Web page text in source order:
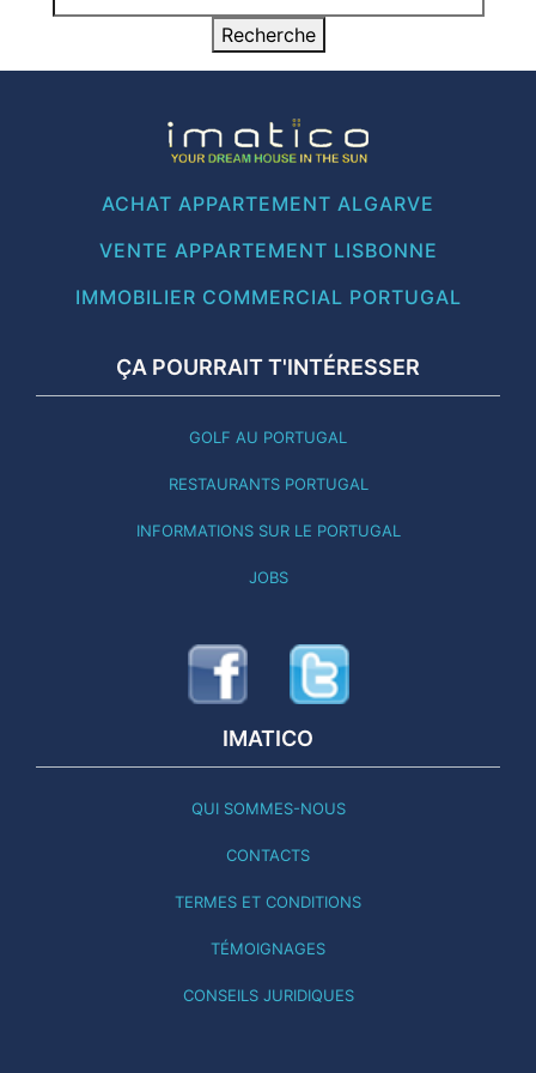
ACHAT APPARTEMENT ALGARVE
VENTE APPARTEMENT LISBONNE
IMMOBILIER COMMERCIAL PORTUGAL
ÇA POURRAIT T'INTÉRESSER
GOLF AU PORTUGAL
RESTAURANTS PORTUGAL
INFORMATIONS SUR LE PORTUGAL
JOBS
IMATICO
QUI SOMMES-NOUS
CONTACTS
TERMES ET CONDITIONS
TÉMOIGNAGES
CONSEILS JURIDIQUES